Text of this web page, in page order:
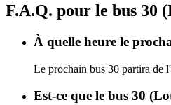
F.A.Q. pour le bus 30
À quelle heure le
Le prochain bus 30 partira de
Est-ce que le bus 30